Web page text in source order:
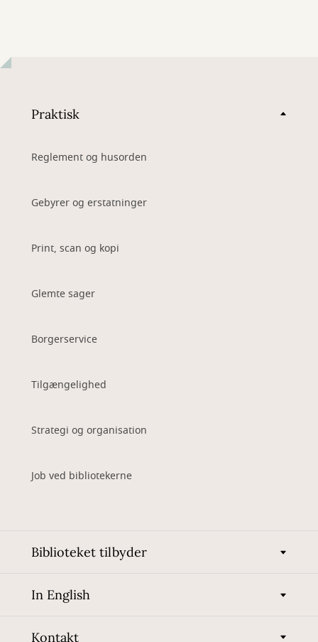
Praktisk
Reglement og husorden
Gebyrer og erstatninger
Print, scan og kopi
Glemte sager
Borgerservice
Tilgængelighed
Strategi og organisation
Job ved bibliotekerne
Biblioteket tilbyder
In English
Kontakt